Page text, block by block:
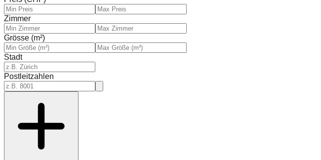
Zimmer
Grösse (m²)
Stadt
Postleitzahlen